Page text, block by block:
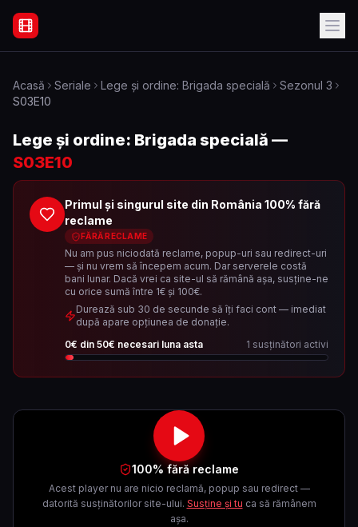
Filme Online Subtitrate - Acasă
Acasă Seriale Lege și ordine: Brigada specială Sezonul 3
S03E10
Lege și ordine: Brigada specială —
S03E10
Primul și singurul site din România 100% fără
reclame
FĂRĂ RECLAME
Nu am pus niciodată reclame, popup-uri sau redirect-uri
— și nu vrem să începem acum. Dar serverele costă
bani lunar. Dacă vrei ca site-ul să rămână așa, susține-ne
cu orice sumă între 1€ și 100€.
Durează sub 30 de secunde să îți faci cont — imediat
după apare opțiunea de donație.
0€ din 50€ necesari luna asta 1 susținători activi
100% fără reclame
Acest player nu are nicio reclamă, popup sau redirect —
datorită susținătorilor site-ului. Susține și tu ca să rămânem
așa.